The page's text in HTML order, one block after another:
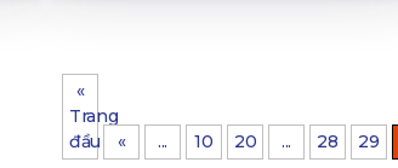
«
Trang
đầu
« ... 10 20 ... 28 29